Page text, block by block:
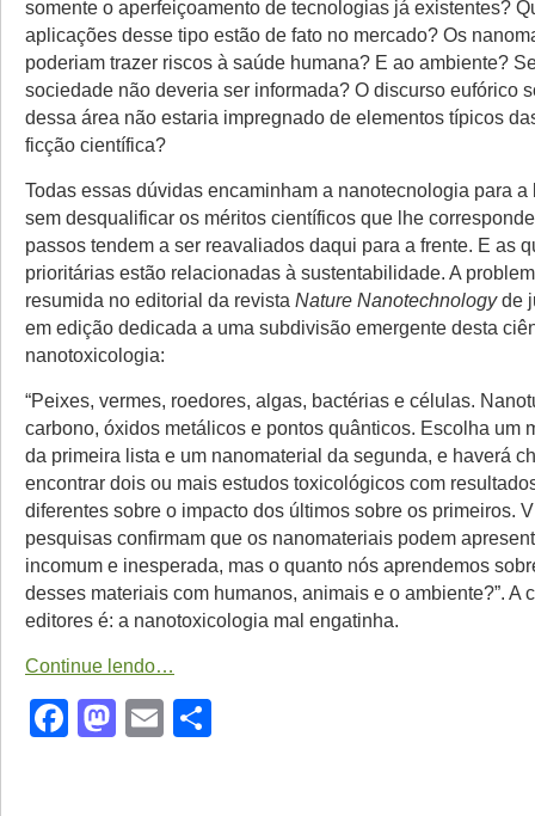
somente o aperfeiçoamento de tecnologias já existentes?
aplicações desse tipo estão de fato no mercado? Os
poderiam trazer riscos à saúde humana? E ao ambiente?
sociedade não deveria ser informada? O discurso eufórico
dessa área não estaria impregnado de elementos típicos
ficção científica?
Todas essas dúvidas encaminham a nanotecnologia para a
sem desqualificar os méritos científicos que lhe
passos tendem a ser reavaliados daqui para a frente. E as
prioritárias estão relacionadas à sustentabilidade. A
resumida no editorial da revista Nature Nanotechnologyde
em edição dedicada a uma subdivisão emergente desta
nanotoxicologia:
“Peixes, vermes, roedores, algas, bactérias e células.
carbono, óxidos metálicos e pontos quânticos. Escolha um
da primeira lista e um nanomaterial da segunda, e haverá
encontrar dois ou mais estudos toxicológicos com
diferentes sobre o impacto dos últimos sobre os primeiros.
pesquisas confirmam que os nanomateriais podem
incomum e inesperada, mas o quanto nós aprendemos
desses materiais com humanos, animais e o ambiente?”. A
editores é: a nanotoxicologia mal engatinha.
Continue lendo…
Facebook
Mastodon
Email